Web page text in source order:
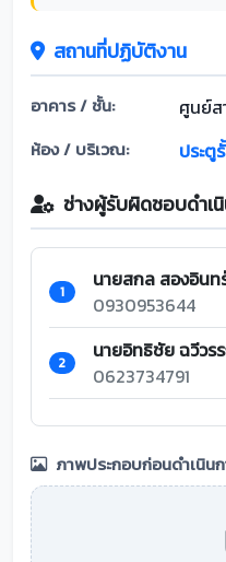
สถานที่ปฏิบัติงาน
อาคาร / ชั้น: ศูนย์ส
ห้อง / บริเวณ: ประตู
ช่างผู้รับผิดชอบดำเ
1 นายสกล สองอินท
0930953644
2 นายอิทธิชัย ฉวีวร
0623734791
ภาพประกอบก่อนดำเนิน